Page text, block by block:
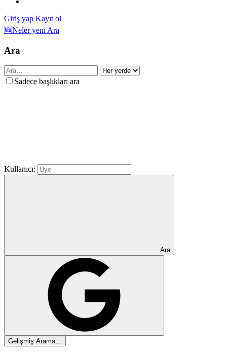
Giriş yap Kayıt ol
🆕Neler yeni Ara
Ara
Sadece başlıkları ara
Kullanıcı:
Ara
Gelişmiş Arama…